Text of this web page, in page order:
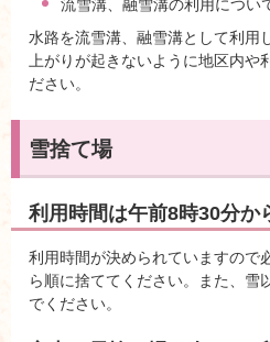
流雪溝、融雪溝の利用につい
水路を流雪溝、融雪溝として利用
上がりが起きないように地区内や
ださい。
雪捨て場
利用時間は午前8時30分か
利用時間が決められていますので
ら順に捨ててください。また、雪
でください。